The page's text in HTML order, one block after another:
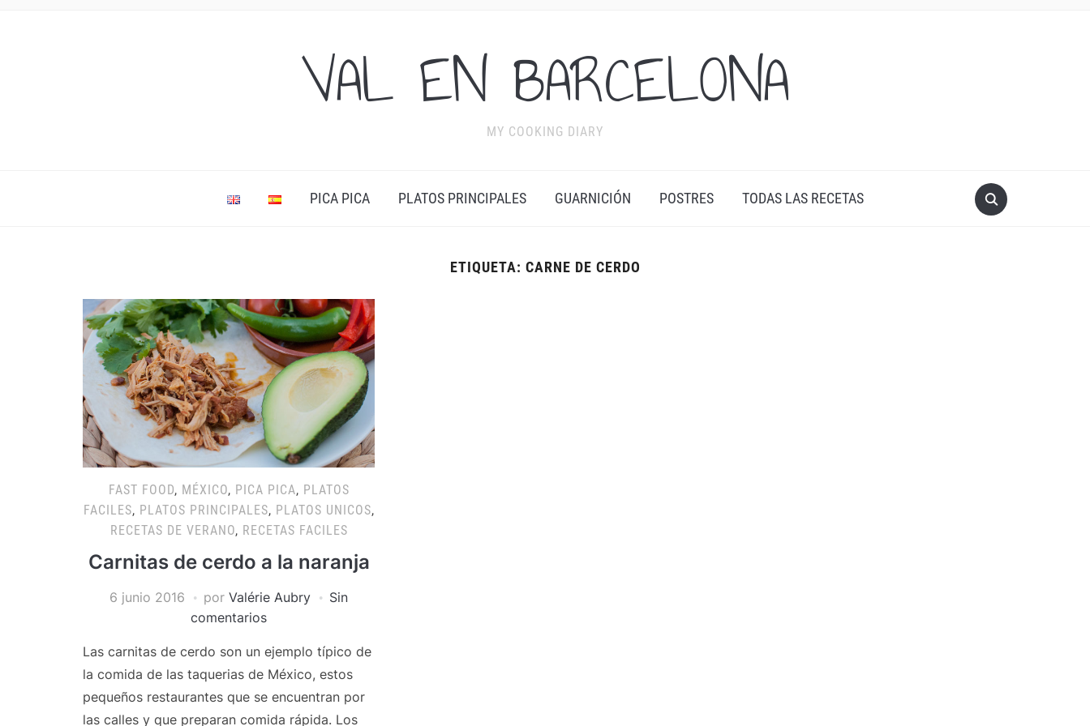
VAL EN BARCELONA
MY COOKING DIARY
PICA PICA PLATOS PRINCIPALES GUARNICIÓN POSTRES TODAS LAS RECETAS
ETIQUETA: CARNE DE CERDO
FAST FOOD, MÉXICO, PICA PICA, PLATOS
FACILES, PLATOS PRINCIPALES, PLATOS UNICOS,
RECETAS DE VERANO, RECETAS FACILES
Carnitas de cerdo a la naranja
6 junio 2016 por Valérie Aubry
Sin
comentarios
Las carnitas de cerdo son un ejemplo típico de
la comida de las taquerias de México, estos
pequeños restaurantes que se encuentran por
las calles y que preparan comida rápida. Los